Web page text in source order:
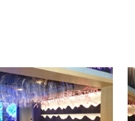
de 1.260
de la región.
mostrarte por qué